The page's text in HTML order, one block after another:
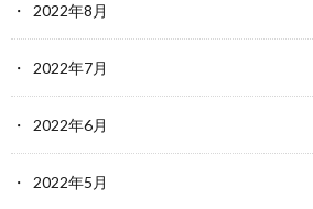
2022年8月
2022年7月
2022年6月
2022年5月